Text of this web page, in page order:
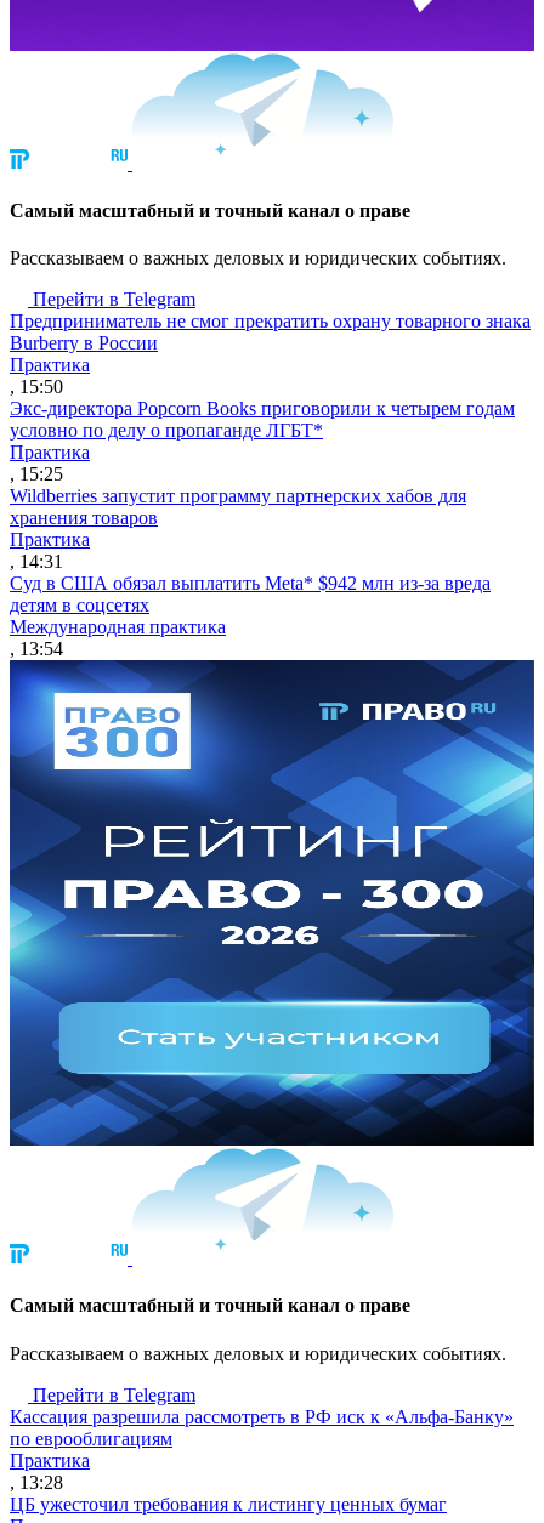
Cамый масштабный и точный канал о праве
Рассказываем о важных деловых и юридических событиях.
Перейти в Telegram
Предприниматель не смог прекратить охрану товарного знака
Burberry в России
Практика
, 15:50
Экс-директора Popcorn Books приговорили к четырем годам
условно по делу о пропаганде ЛГБТ*
Практика
, 15:25
Wildberries запустит программу партнерских хабов для
хранения товаров
Практика
, 14:31
Суд в США обязал выплатить Meta* $942 млн из-за вреда
детям в соцсетях
Международная практика
, 13:54
Cамый масштабный и точный канал о праве
Рассказываем о важных деловых и юридических событиях.
Перейти в Telegram
Кассация разрешила рассмотреть в РФ иск к «Альфа-Банку»
по еврооблигациям
Практика
, 13:28
ЦБ ужесточил требования к листингу ценных бумаг